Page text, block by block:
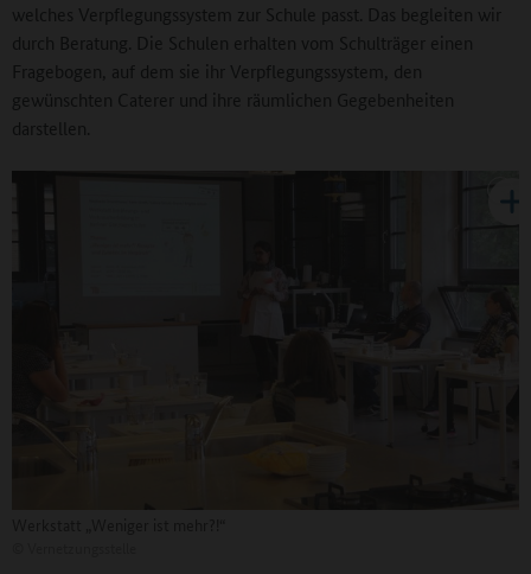
welches Verpflegungssystem zur Schule passt. Das begleiten wir
durch Beratung. Die Schulen erhalten vom Schulträger einen
Fragebogen, auf dem sie ihr Verpflegungssystem, den
gewünschten Caterer und ihre räumlichen Gegebenheiten
darstellen.